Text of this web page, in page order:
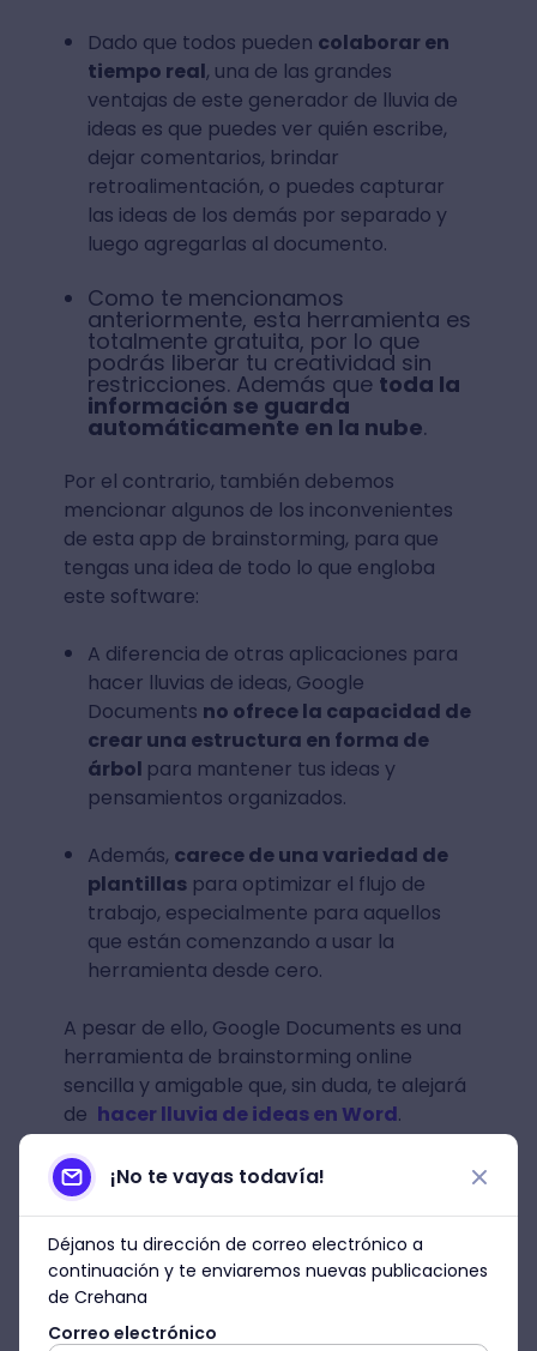
Dado que todos pueden colaborar en
tiempo real, una de las grandes
ventajas de este generador de lluvia de
ideas es que puedes ver quién escribe,
dejar comentarios, brindar
retroalimentación, o puedes capturar
las ideas de los demás por separado y
luego agregarlas al documento.
Como te mencionamos
anteriormente, esta herramienta es
totalmente gratuita, por lo que
podrás liberar tu creatividad sin
restricciones. Además que toda la
información se guarda
automáticamente en la nube.
Por el contrario, también debemos
mencionar algunos de los inconvenientes
de esta app de brainstorming, para que
tengas una idea de todo lo que engloba
este software:
A diferencia de otras aplicaciones para
hacer lluvias de ideas, Google
Documents no ofrece la capacidad de
crear una estructura en forma de
árbol para mantener tus ideas y
pensamientos organizados.
Además, carece de una variedad de
plantillaspara optimizar el flujo de
trabajo, especialmente para aquellos
que están comenzando a usar la
herramienta desde cero.
A pesar de ello, Google Documents es una
herramienta de brainstorming online
sencilla y amigable que, sin duda, te alejará
de hacer lluvia de ideas en Word.
Así que, olvídate de darle clic en "Guardar"
en cada sesión de Word, pues con esta
podrás plasmar tus próximos proyectos
ganadores.
¡No te vayas todavía!
Déjanos tu dirección de correo electrónico a
continuación y te enviaremos nuevas publicaciones
de Crehana
Correo electrónico